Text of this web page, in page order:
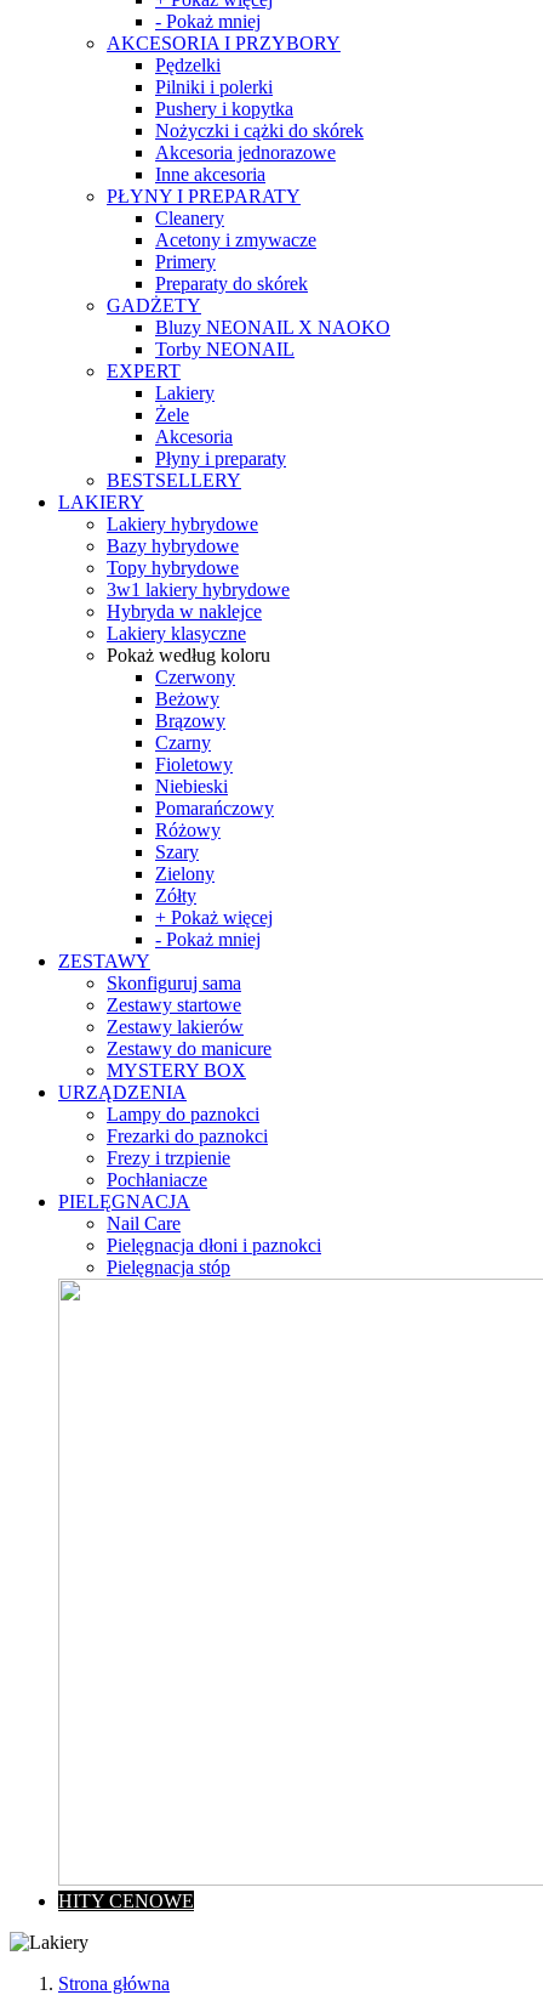
- Pokaż mniej
AKCESORIA I PRZYBORY
Pędzelki
Pilniki i polerki
Pushery i kopytka
Nożyczki i cążki do skórek
Akcesoria jednorazowe
Inne akcesoria
PŁYNY I PREPARATY
Cleanery
Acetony i zmywacze
Primery
Preparaty do skórek
GADŻETY
Bluzy NEONAIL X NAOKO
Torby NEONAIL
EXPERT
Lakiery
Żele
Akcesoria
Płyny i preparaty
BESTSELLERY
LAKIERY
Lakiery hybrydowe
Bazy hybrydowe
Topy hybrydowe
3w1 lakiery hybrydowe
Hybryda w naklejce
Lakiery klasyczne
Pokaż według koloru
Czerwony
Beżowy
Brązowy
Czarny
Fioletowy
Niebieski
Pomarańczowy
Różowy
Szary
Zielony
Zółty
+ Pokaż więcej
- Pokaż mniej
ZESTAWY
Skonfiguruj sama
Zestawy startowe
Zestawy lakierów
Zestawy do manicure
MYSTERY BOX
URZĄDZENIA
Lampy do paznokci
Frezarki do paznokci
Frezy i trzpienie
Pochłaniacze
PIELĘGNACJA
Nail Care
Pielęgnacja dłoni i paznokci
Pielęgnacja stóp
HITY CENOWE
Strona główna